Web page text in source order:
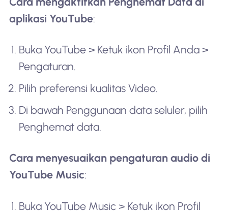
aplikasi YouTube:
Buka YouTube > Ketuk ikon Profil Anda >
Pengaturan.
Pilih preferensi kualitas Video.
Di bawah Penggunaan data seluler, pilih
Penghemat data.
Cara menyesuaikan pengaturan audio di
YouTube Music:
Buka YouTube Music > Ketuk ikon Profil